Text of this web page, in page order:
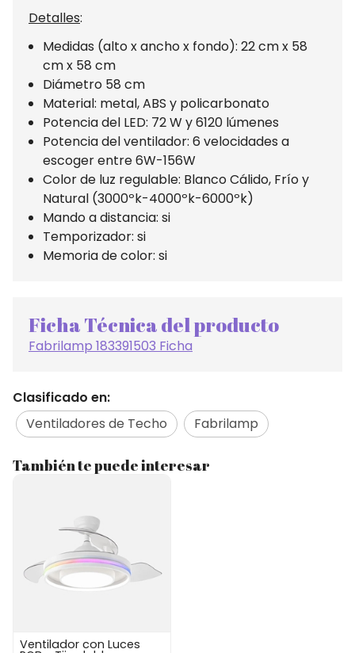
Detalles:
Medidas (alto x ancho x fondo): 22 cm x 58
cm x 58 cm
Diámetro 58 cm
Material: metal, ABS y policarbonato
Potencia del LED: 72 W y 6120 lúmenes
Potencia del ventilador: 6 velocidades a
escoger entre 6W-156W
Color de luz regulable: Blanco Cálido, Frío y
Natural (3000ºk-4000ºk-6000ºk)
Mando a distancia: si
Temporizador: si
Memoria de color: si
Ficha Técnica del producto
Fabrilamp 183391503 Ficha
Clasificado en:
Ventiladores de Techo
Fabrilamp
También te puede interesar
Ventilador con Luces